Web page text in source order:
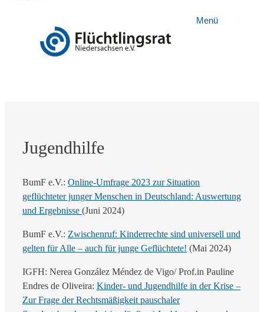
Menü
Jugendhilfe
BumF e.V.: Online-Umfrage 2023 zur Situation
geflüchteter junger Menschen in Deutschland: Auswertung
und Ergebnisse (Juni 2024)
BumF e.V.: Zwischenruf: Kinderrechte sind universell und
gelten für Alle – auch für junge Geflüchtete! (Mai 2024)
IGFH: Nerea González Méndez de Vigo/ Prof.in Pauline
Endres de Oliveira: Kinder- und Jugendhilfe in der Krise –
Zur Frage der Rechtsmäßigkeit pauschaler